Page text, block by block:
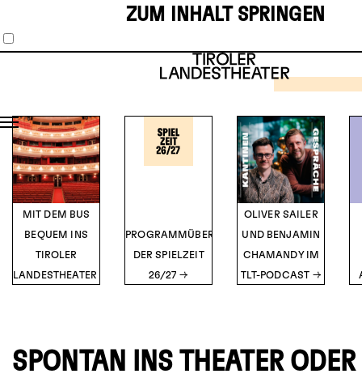
ZUM INHALT SPRINGEN
Musical
12345
MIT DEM BUS
BEQUEM INS
TIROLER
LANDESTHEATER
PROGRAMMÜBERSICHT
DER SPIELZEIT
26/27
OLIVER SAILER
UND BENJAMIN
CHAMANDY IM
TLT-PODCAST
SPONTAN INS THEATER